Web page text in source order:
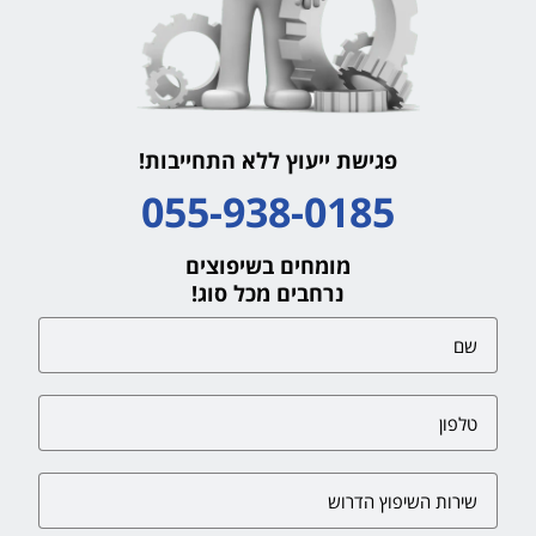
פגישת ייעוץ ללא התחייבות!
055-938-0185
מומחים בשיפוצים
נרחבים מכל סוג!